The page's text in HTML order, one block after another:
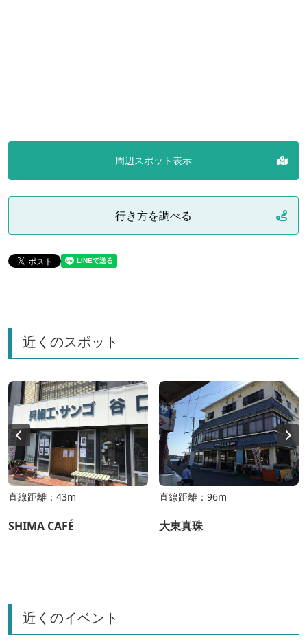
周辺スポット表示
行き方を調べる
近くのスポット
直線距離：43m
SHIMA CAFÉ
直線距離：96m
大東真珠
近くのイベント